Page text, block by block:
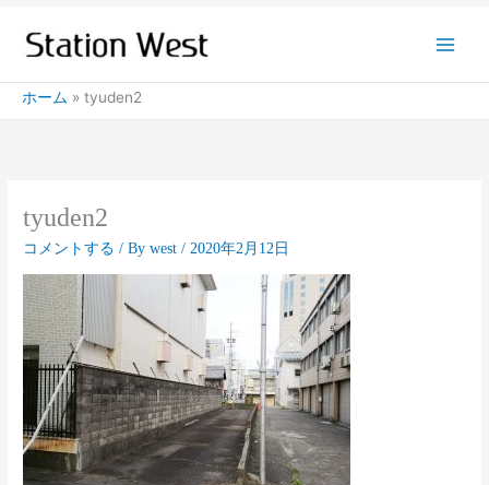
ス
ホーム tyuden2
tyuden2
コメントする / Bywest/ 2020年2月12日